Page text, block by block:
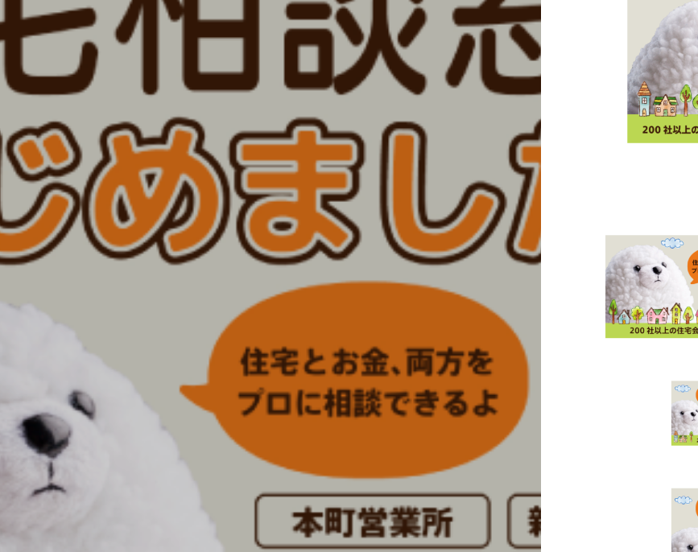
COMPANY